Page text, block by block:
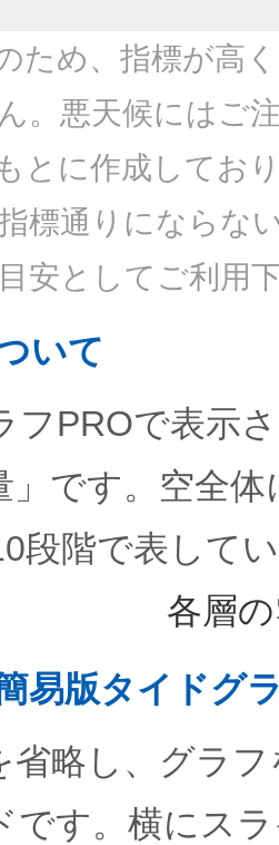
ため、指標が高
。悪天候にはご
とに作成してお
標通りにならな
安としてご利用
いて
フPROで表示
」です。空全
段階で表して
各層
易版タイドグ
省略し、グラ
です。横にス